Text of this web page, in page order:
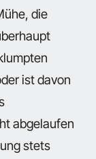
die
ist davon
abgelaufen
stets